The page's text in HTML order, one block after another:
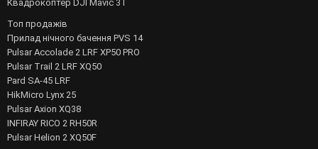
Квадрокоптер DJI Mavic 3T
Топ продажів
Прилад нічного бачення PVS 14
Pulsar Accolade 2 LRF XP50 PRO
Pulsar Trail 2 LRF XQ50
Pard SA-45 LRF
HikMicro Lynx 25
Pulsar Axion XQ38
INFIRAY RICO 2 RH50R
Pulsar Helion 2 XQ50F